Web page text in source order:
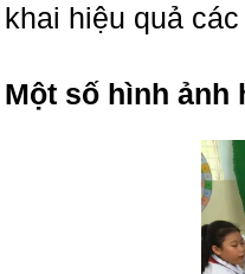
khai hiệu quả
Một số hình ảnh